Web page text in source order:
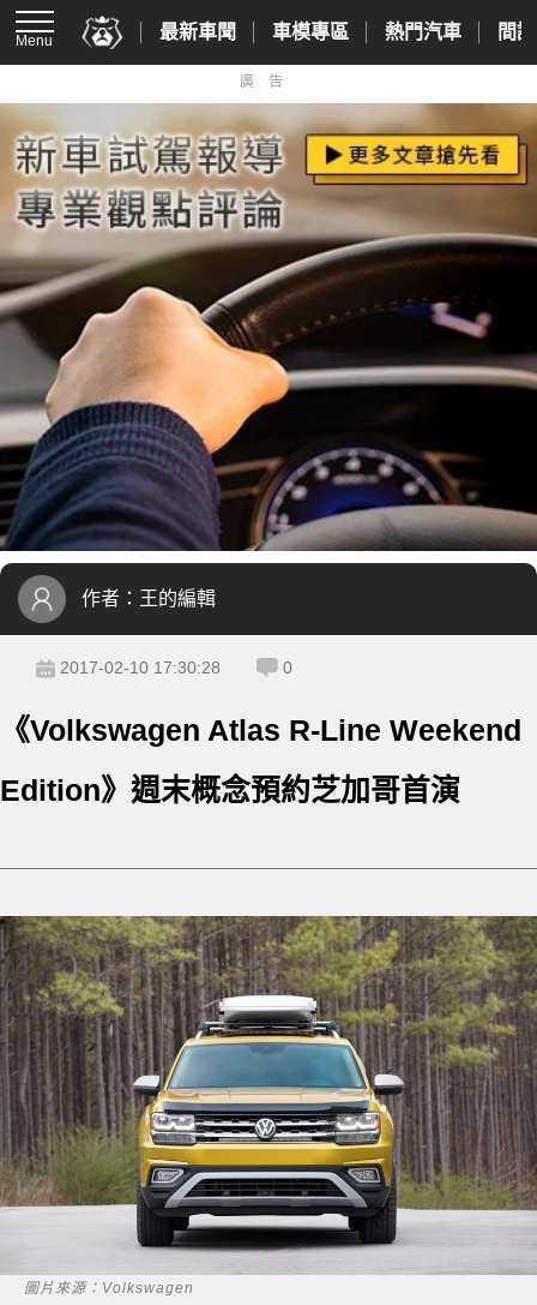
Menu 最新車聞 車模專區 熱門汽車 間
廣告
作者： 王的編輯
2017-02-10 17:30:28 0
《Volkswagen Atlas R-Line Weekend
Edition》週末概念預約芝加哥首演
圖片來源：Volkswagen